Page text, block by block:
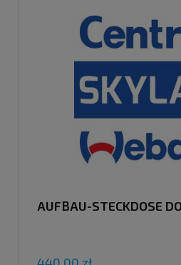
AUFBAU-STECKDOSE